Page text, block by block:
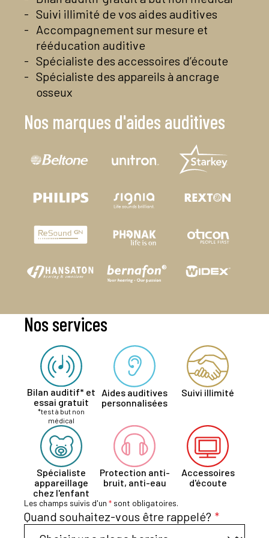
Suivi illimité de vos aides auditives
Accompagnement sur mesure et
rééducation auditive
Spécialiste des accessoires d’écoute
Spécialiste des appareils à ancrage
osseux
Nos marques d'aides auditives
Nos services
Bilan auditif* et
essai gratuit
*test à but non
médical
Aides auditives
personnalisées
Suivi illimité
Spécialiste
appareillage
chez l'enfant
Protection anti-
bruit, anti-eau
Accessoires
d'écoute
Les champs suivis d'un * sont obligatoires.
Quand souhaitez-vous être rappelé? *